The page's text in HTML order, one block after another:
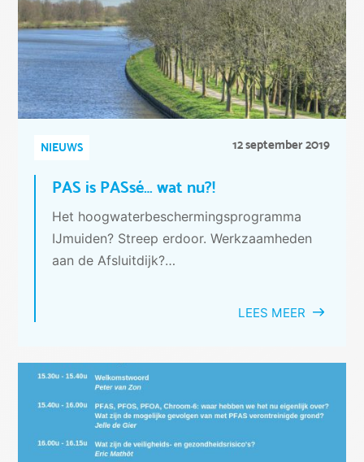
NIEUWS 12 september 2019
PAS is PASsé… wat nu?!
Het hoogwaterbeschermingsprogramma
IJmuiden? Streep erdoor. Werkzaamheden
aan de Afsluitdijk?…
LEES MEER